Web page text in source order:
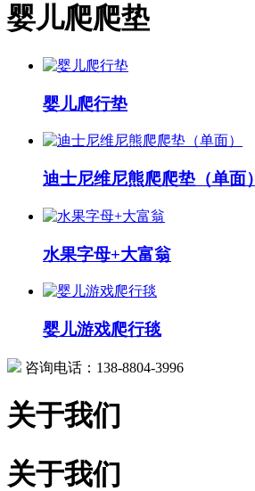
婴儿爬爬垫
婴儿爬行垫
迪士尼维尼熊爬爬垫（单面）
水果字母+大富翁
婴儿游戏爬行毯
咨询电话：138-8804-3996
关于我们
关于我们